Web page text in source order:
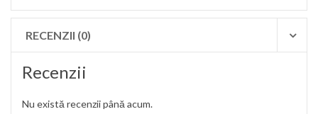
RECENZII (0)
Recenzii
Nu există recenzii până acum.